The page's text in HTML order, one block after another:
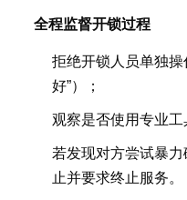
全程监督开锁过程
拒绝开锁人员单独
好”）；
观察是否使用专业工
若发现对方尝试暴
止并要求终止服务。